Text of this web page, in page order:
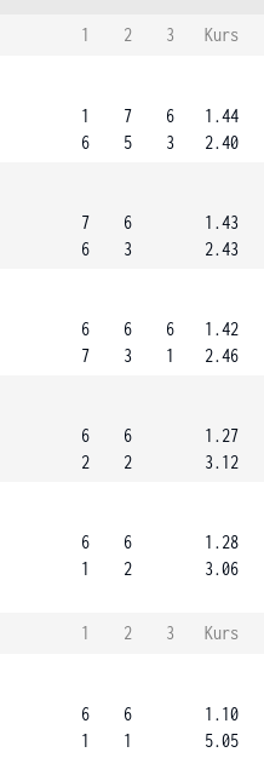
1 2 3
Kurs
1
6
7
5
6
3
1.44
2.40
7
6
6
3
1.43
2.43
6
7
6
3
6
1
1.42
2.46
6
2
6
2
1.27
3.12
6
1
6
2
1.28
3.06
1 2 3
Kurs
6
1
6
1
1.10
5.05